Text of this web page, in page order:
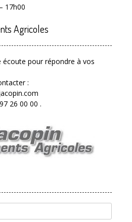
17h00
Agricoles
écoute pour répondre à vos
:
26 00 00 .